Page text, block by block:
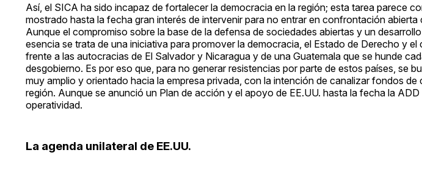
Así, el SICA ha sido incapaz de fortalecer la democracia en la región; esta tarea parece
mostrado hasta la fecha gran interés de intervenir para no entrar en confrontación
Aunque el compromiso sobre la base de la defensa de sociedades abiertas y un
esencia se trata de una iniciativa para promover la democracia, el Estado de Derecho y
frente a las autocracias de El Salvador y Nicaragua y de una Guatemala que se hunde
desgobierno. Es por eso que, para no generar resistencias por parte de estos países, se
muy amplio y orientado hacia la empresa privada, con la intención de canalizar fondos
región. Aunque se anunció un Plan de acción y el apoyo de EE.UU. hasta la fecha la
operatividad.
La agenda unilateral de EE.UU.